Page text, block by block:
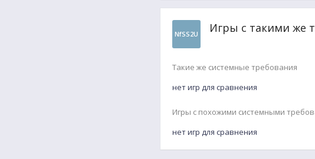
NfSS2U Игры с такими же
Такие же системные требования
нет игр для сравнения
Игры с похожими системными
нет игр для сравнения